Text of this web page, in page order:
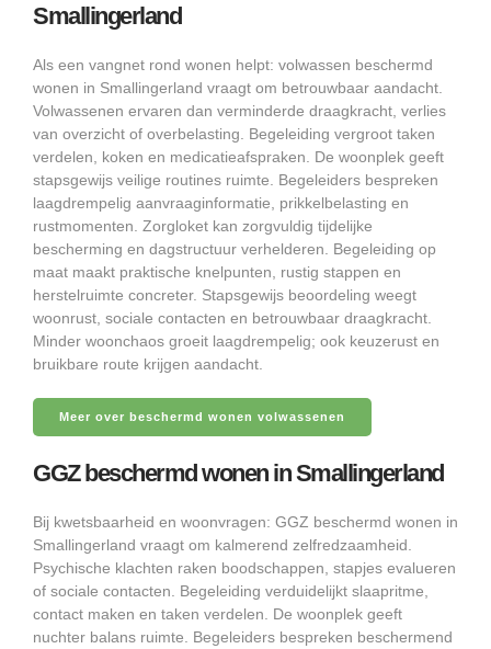
Smallingerland
Als een vangnet rond wonen helpt: volwassen beschermd
wonen in Smallingerland vraagt om betrouwbaar aandacht.
Volwassenen ervaren dan verminderde draagkracht, verlies
van overzicht of overbelasting. Begeleiding vergroot taken
verdelen, koken en medicatieafspraken. De woonplek geeft
stapsgewijs veilige routines ruimte. Begeleiders bespreken
laagdrempelig aanvraaginformatie, prikkelbelasting en
rustmomenten. Zorgloket kan zorgvuldig tijdelijke
bescherming en dagstructuur verhelderen. Begeleiding op
maat maakt praktische knelpunten, rustig stappen en
herstelruimte concreter. Stapsgewijs beoordeling weegt
woonrust, sociale contacten en betrouwbaar draagkracht.
Minder woonchaos groeit laagdrempelig; ook keuzerust en
bruikbare route krijgen aandacht.
Meer over beschermd wonen volwassenen
GGZ beschermd wonen in Smallingerland
Bij kwetsbaarheid en woonvragen: GGZ beschermd wonen in
Smallingerland vraagt om kalmerend zelfredzaamheid.
Psychische klachten raken boodschappen, stapjes evalueren
of sociale contacten. Begeleiding verduidelijkt slaapritme,
contact maken en taken verdelen. De woonplek geeft
nuchter balans ruimte. Begeleiders bespreken beschermend